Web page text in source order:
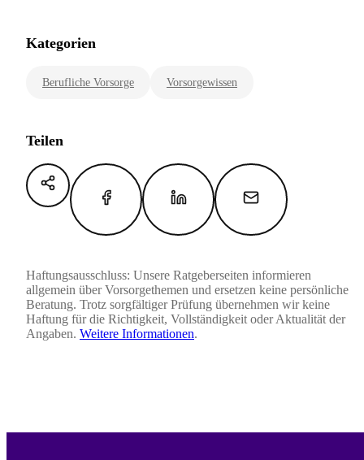
Kategorien
Berufliche Vorsorge Vorsorgewissen
Teilen
Haftungsausschluss: Unsere Ratgeberseiten informieren
allgemein über Vorsorgethemen und ersetzen keine persönliche
Beratung. Trotz sorgfältiger Prüfung übernehmen wir keine
Haftung für die Richtigkeit, Vollständigkeit oder Aktualität der
Angaben. Weitere Informationen.